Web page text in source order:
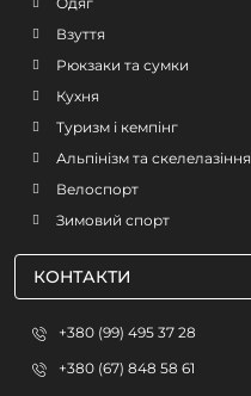
Взуття
Рюкзаки та сумки
Кухня
Туризм і кемпінг
Альпінізм та скелелазіння
Велоспорт
Зимовий спорт
КОНТАКТИ
+380 (99) 495 37 28
+380 (67) 848 58 61